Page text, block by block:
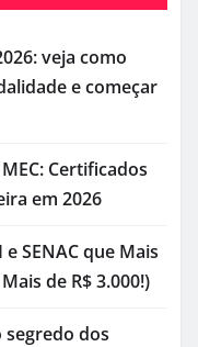
veja como
e começar
Certificados
em 2026
SENAC que Mais
de R$ 3.000!)
segredo dos